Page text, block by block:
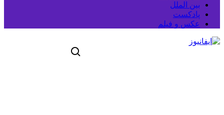
بین الملل
پادکست
عکس و فیلم